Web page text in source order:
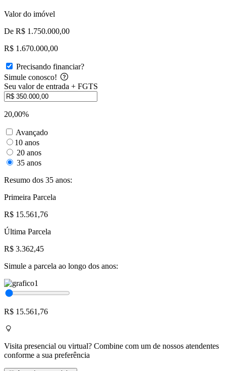
Valor do imóvel
De R$ 1.750.000,00
R$ 1.670.000,00
Precisando financiar?
Simule conosco!
Seu valor de entrada + FGTS
20,00%
Avançado
10 anos
20 anos
35 anos
Resumo dos 35 anos:
Primeira Parcela
R$ 15.561,76
Última Parcela
R$ 3.362,45
Simule a parcela ao longo dos anos:
R$ 15.561,76
Visita presencial ou virtual? Combine com um de nossos atendentes
conforme a sua preferência